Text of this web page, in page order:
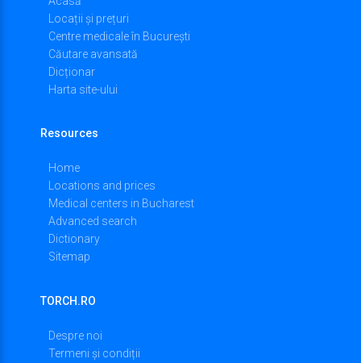
Locații și prețuri
Centre medicale în București
Căutare avansată
Dicționar
Harta site-ului
Resources
Home
Locations and prices
Medical centers in Bucharest
Advanced search
Dictionary
Sitemap
TORCH.RO
Despre noi
Termeni și condiții